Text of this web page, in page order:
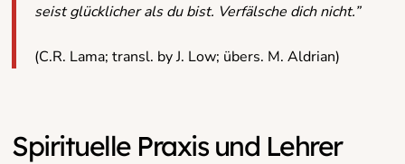
seist glücklicher als du bist. Verfälsche dich nicht.”
(C.R. Lama; transl. by J. Low; übers. M. Aldrian)
Spirituelle Praxis und Lehrer